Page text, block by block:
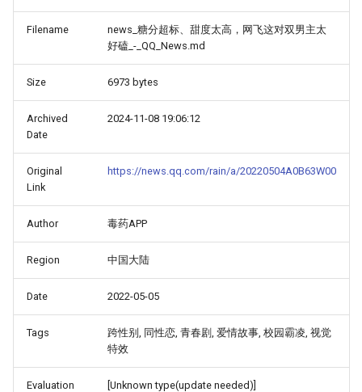
Filename
news_糖分超标、甜度太高，网飞这对双男主太
好磕_-_QQ_News.md
Size 6973 bytes
Archived
Date
2024-11-08 19:06:12
Original
Link
https://news.qq.com/rain/a/20220504A0B63W00
Author 毒药APP
Region 中国大陆
Date 2022-05-05
Tags
跨性别, 同性恋, 青春剧, 爱情故事, 校园霸凌, 视觉
特效
Evaluation [Unknown type(update needed)]